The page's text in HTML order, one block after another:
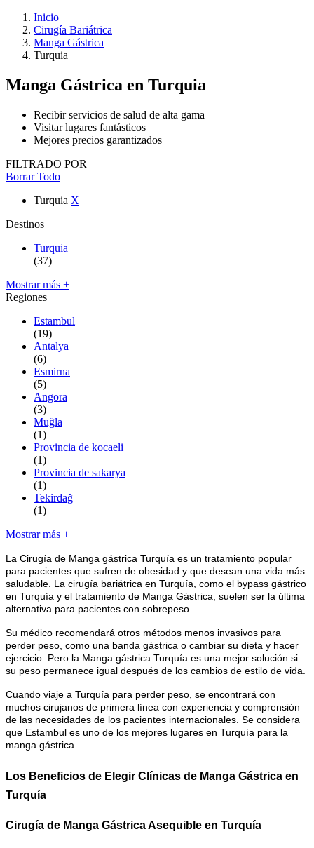
Inicio
Cirugía Bariátrica
Manga Gástrica
Turquia
Manga Gástrica en Turquia
Recibir servicios de salud de alta gama
Visitar lugares fantásticos
Mejores precios garantizados
FILTRADO POR
Borrar Todo
Turquia X
Destinos
Turquia
(37)
Mostrar más +
Regiones
Estambul
(19)
Antalya
(6)
Esmirna
(5)
Angora
(3)
Muğla
(1)
Provincia de kocaeli
(1)
Provincia de sakarya
(1)
Tekirdağ
(1)
Mostrar más +
La Cirugía de Manga gástrica Turquía es un tratamiento popular
para pacientes que sufren de obesidad y que desean una vida más
saludable. La cirugía bariátrica en Turquía, como el bypass gástrico
en Turquía y el tratamiento de Manga Gástrica, suelen ser la última
alternativa para pacientes con sobrepeso.
Su médico recomendará otros métodos menos invasivos para
perder peso, como una banda gástrica o cambiar su dieta y hacer
ejercicio. Pero la Manga gástrica Turquía es una mejor solución si
su peso permanece igual después de los cambios de estilo de vida.
Cuando viaje a Turquía para perder peso, se encontrará con
muchos cirujanos de primera línea con experiencia y comprensión
de las necesidades de los pacientes internacionales. Se considera
que Estambul es uno de los mejores lugares en Turquía para la
manga gástrica.
Los Beneficios de Elegir Clínicas de Manga Gástrica en
Turquía
Cirugía de Manga Gástrica Asequible en Turquía